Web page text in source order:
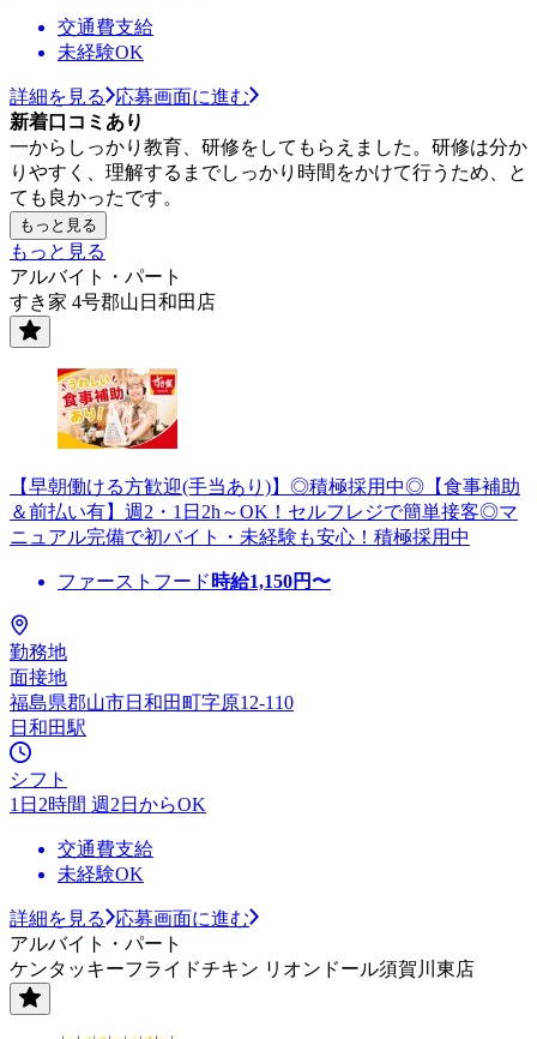
交通費支給
未経験OK
詳細を見る
応募画面に進む
新着口コミあり
一からしっかり教育、研修をしてもらえました。研修は分か
りやすく、理解するまでしっかり時間をかけて行うため、と
ても良かったです。
もっと見る
もっと見る
アルバイト・パート
すき家 4号郡山日和田店
【早朝働ける方歓迎(手当あり)】◎積極採用中◎【食事補助
＆前払い有】週2・1日2h～OK！セルフレジで簡単接客◎マ
ニュアル完備で初バイト・未経験も安心！積極採用中
ファーストフード 時給1,150円〜
勤務地
面接地
福島県郡山市日和田町字原12-110
日和田駅
シフト
1日2時間 週2日からOK
交通費支給
未経験OK
詳細を見る
応募画面に進む
アルバイト・パート
ケンタッキーフライドチキン リオンドール須賀川東店